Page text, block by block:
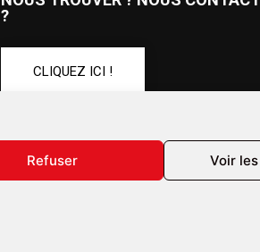
Refuser Voir
?
CLIQUEZ ICI !